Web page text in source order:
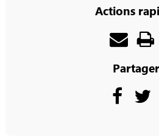
Actions
Partager